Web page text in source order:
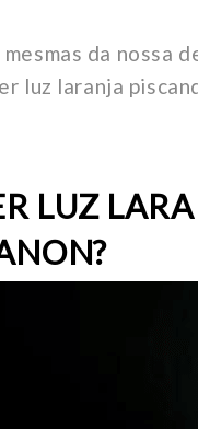
da nossa
luz laranja
LUZ